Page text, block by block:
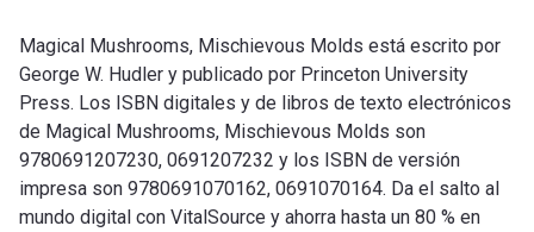
Magical Mushrooms, Mischievous Molds está escrito por
George W. Hudler y publicado por Princeton University
Press. Los ISBN digitales y de libros de texto electrónicos
de Magical Mushrooms, Mischievous Molds son
9780691207230, 0691207232 y los ISBN de versión
impresa son 9780691070162, 0691070164. Da el salto al
mundo digital con VitalSource y ahorra hasta un 80 % en